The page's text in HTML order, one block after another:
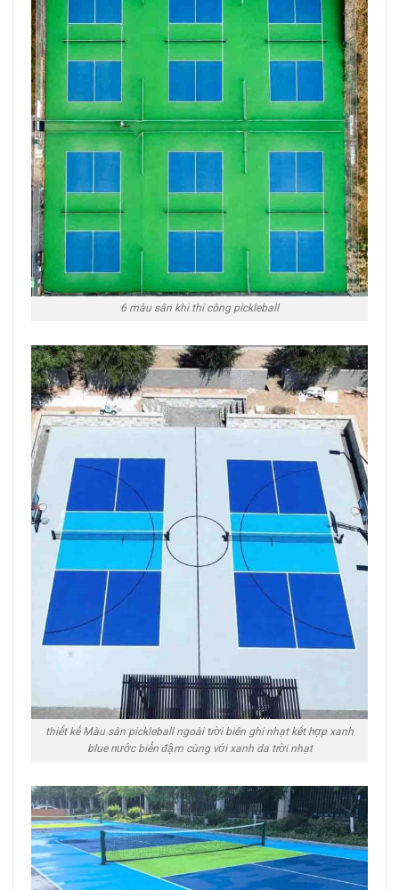
6 màu sân khi thi công pickleball
thiết kế Màu sân pickleball ngoài trời biên ghi nhạt kết hợp xanh
blue nước biển đậm cùng với xanh da trời nhạt